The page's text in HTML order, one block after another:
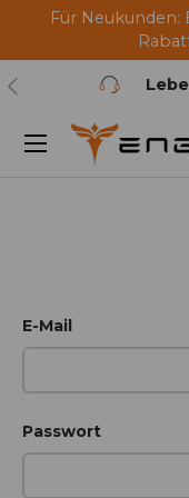
Zum Inhalt
Für Neukunden:
Vorherige
Menü
E-Mail
Passwort